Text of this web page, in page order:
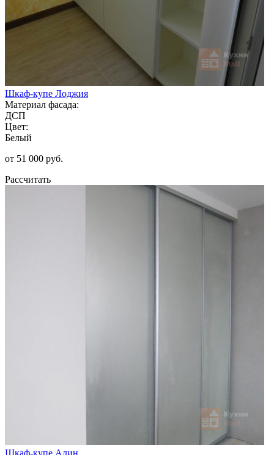
Шкаф-купе Лоджия
Материал фасада:
ДСП
Цвет:
Белый
от 51 000 руб.
Рассчитать
Шкаф-купе Алин